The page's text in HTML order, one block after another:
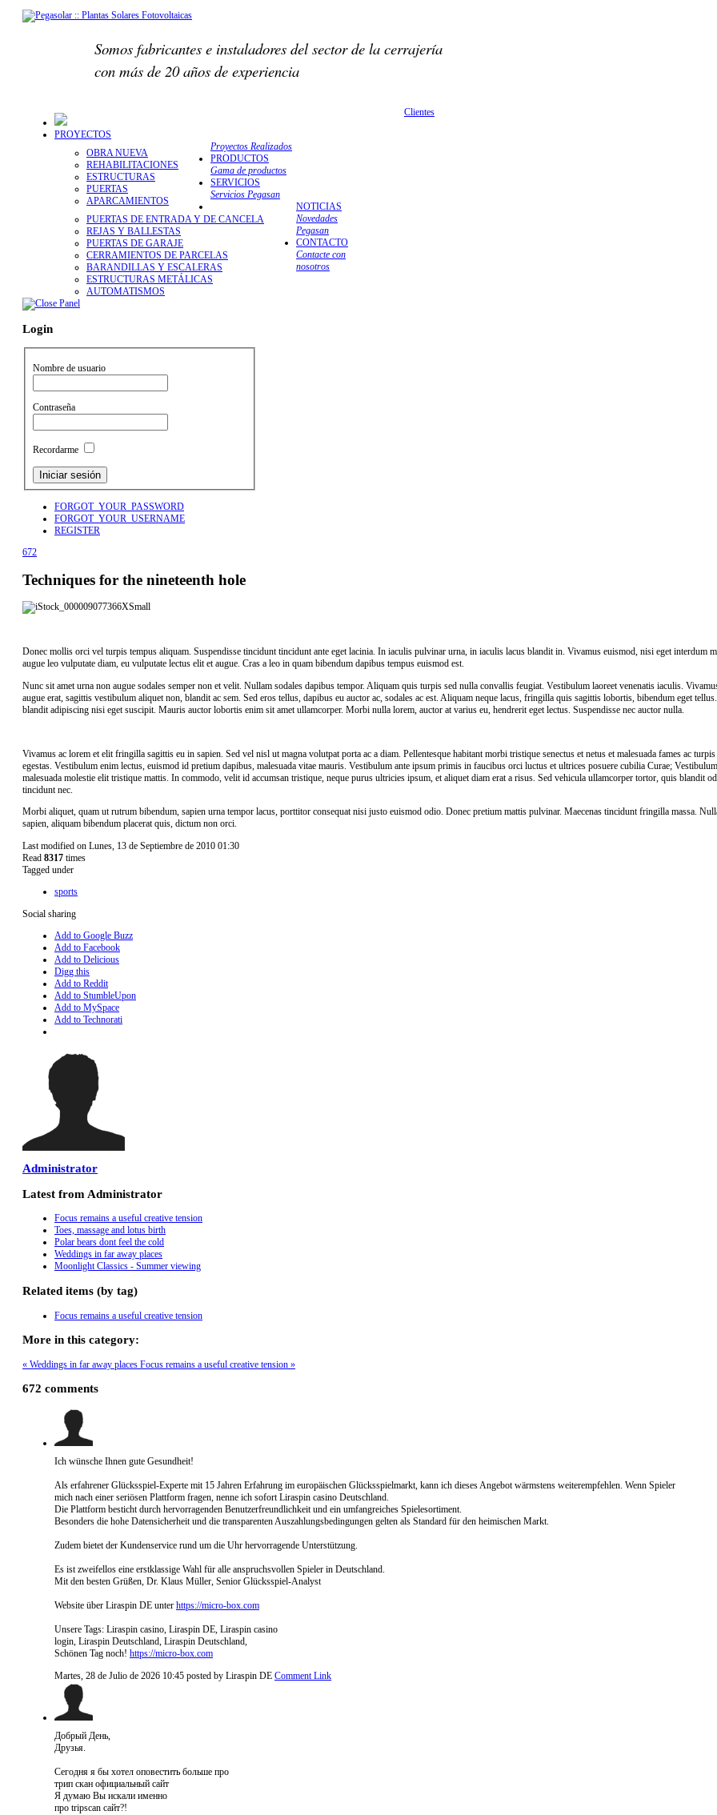
Somos fabricantes e instaladores del sector de la cerrajería
con más de 20 años de experiencia
PROYECTOS
Proyectos Realizados
OBRA NUEVA
REHABILITACIONES
ESTRUCTURAS
PUERTAS
APARCAMIENTOS
PRODUCTOS
Gama de productos
PUERTAS DE ENTRADA Y DE CANCELA
REJAS Y BALLESTAS
PUERTAS DE GARAJE
CERRAMIENTOS DE PARCELAS
BARANDILLAS Y ESCALERAS
ESTRUCTURAS METÁLICAS
AUTOMATISMOS
SERVICIOS
Servicios Pegasan
NOTICIAS
Novedades
Pegasan
CONTACTO
Contacte con
nosotros
Clientes
Login
Nombre de usuario
Contraseña
Recordarme
FORGOT_YOUR_PASSWORD
FORGOT_YOUR_USERNAME
REGISTER
672
Techniques for the nineteenth hole
Donec mollis orci vel turpis tempus aliquam. Suspendisse tincidunt tincidunt ante eget lacinia. In iaculis pulvinar urna, in iaculis lacus blandit in. Vivamus euismod, nisi eget interdum
augue leo vulputate diam, eu vulputate lectus elit et augue. Cras a leo in quam bibendum dapibus tempus euismod est.
Nunc sit amet urna non augue sodales semper non et velit. Nullam sodales dapibus tempor. Aliquam quis turpis sed nulla convallis feugiat. Vestibulum laoreet venenatis iaculis.
augue erat, sagittis vestibulum aliquet non, blandit ac sem. Sed eros tellus, dapibus eu auctor ac, sodales ac est. Aliquam neque lacus, fringilla quis sagittis lobortis, bibendum eget
blandit adipiscing nisi eget suscipit. Mauris auctor lobortis enim sit amet ullamcorper. Morbi nulla lorem, auctor at varius eu, hendrerit eget lectus. Suspendisse nec auctor nulla.
Vivamus ac lorem et elit fringilla sagittis eu in sapien. Sed vel nisl ut magna volutpat porta ac a diam. Pellentesque habitant morbi tristique senectus et netus et malesuada fames ac turpis
egestas. Vestibulum enim lectus, euismod id pretium dapibus, malesuada vitae mauris. Vestibulum ante ipsum primis in faucibus orci luctus et ultrices posuere cubilia Curae; Vestibulum
malesuada molestie elit tristique mattis. In commodo, velit id accumsan tristique, neque purus ultricies ipsum, et aliquet diam erat a risus. Sed vehicula ullamcorper tortor, quis blandit
tincidunt nec.
Morbi aliquet, quam ut rutrum bibendum, sapien urna tempor lacus, porttitor consequat nisi justo euismod odio. Donec pretium mattis pulvinar. Maecenas tincidunt fringilla massa.
sapien, aliquam bibendum placerat quis, dictum non orci.
Last modified on Lunes, 13 de Septiembre de 2010 01:30
Read 8317 times
Tagged under
sports
Social sharing
Add to Google Buzz
Add to Facebook
Add to Delicious
Digg this
Add to Reddit
Add to StumbleUpon
Add to MySpace
Add to Technorati
Administrator
Latest from Administrator
Focus remains a useful creative tension
Toes, massage and lotus birth
Polar bears dont feel the cold
Weddings in far away places
Moonlight Classics - Summer viewing
Related items (by tag)
Focus remains a useful creative tension
More in this category:
« Weddings in far away places Focus remains a useful creative tension »
672 comments
Ich wünsche Ihnen gute Gesundheit!
Als erfahrener Glücksspiel-Experte mit 15 Jahren Erfahrung im europäischen Glücksspielmarkt, kann ich dieses Angebot wärmstens weiterempfehlen. Wenn Spieler
mich nach einer seriösen Plattform fragen, nenne ich sofort Liraspin casino Deutschland.
Die Plattform besticht durch hervorragenden Benutzerfreundlichkeit und ein umfangreiches Spielesortiment.
Besonders die hohe Datensicherheit und die transparenten Auszahlungsbedingungen gelten als Standard für den heimischen Markt.
Zudem bietet der Kundenservice rund um die Uhr hervorragende Unterstützung.
Es ist zweifellos eine erstklassige Wahl für alle anspruchsvollen Spieler in Deutschland.
Mit den besten Grüßen, Dr. Klaus Müller, Senior Glücksspiel-Analyst
Website über Liraspin DE unter https://micro-box.com
Unsere Tags: Liraspin casino, Liraspin DE, Liraspin casino
login, Liraspin Deutschland, Liraspin Deutschland,
Schönen Tag noch! https://micro-box.com
Martes, 28 de Julio de 2026 10:45 posted by Liraspin DE Comment Link
Добрый День,
Друзья.
Сегодня я бы хотел оповестить больше про
трип скан официальный сайт
Я думаю Вы искали именно
про tripscan сайт?!